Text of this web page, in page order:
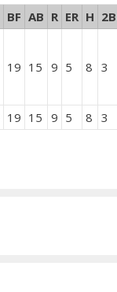
BF AB R ER H 2B
19 15 9 5 8 3
19 15 9 5 8 3